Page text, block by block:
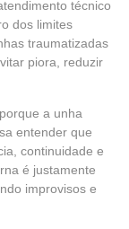
técnico
dos limites
traumatizadas
piora, reduzir
a unha
entender que
continuidade e
é justamente
improvisos e